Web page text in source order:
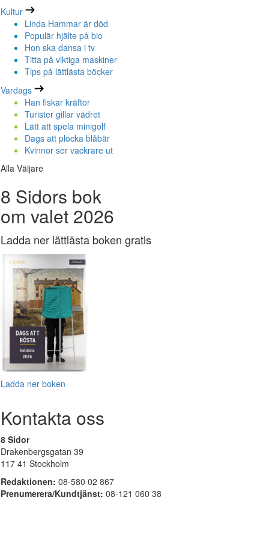
Kultur
Linda Hammar är död
Populär hjälte på bio
Hon ska dansa i tv
Titta på viktiga maskiner
Tips på lättlästa böcker
Vardags
Han fiskar kräftor
Turister gillar vädret
Lätt att spela minigolf
Dags att plocka blåbär
Kvinnor ser vackrare ut
Alla Väljare
8 Sidors bok
om valet 2026
Ladda ner lättlästa boken gratis
Ladda ner boken
Kontakta oss
8 Sidor
Drakenbergsgatan 39
117 41 Stockholm
Redaktionen: 08-580 02 867
Prenumerera/Kundtjänst: 08-121 060 38